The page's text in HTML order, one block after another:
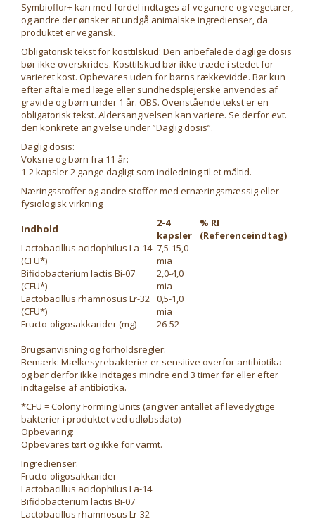
Symbioflor+ kan med fordel indtages af veganere og vegetarer,
og andre der ønsker at undgå animalske ingredienser, da
produktet er vegansk.
Obligatorisk tekst for kosttilskud: Den anbefalede daglige dosis
bør ikke overskrides. Kosttilskud bør ikke træde i stedet for
varieret kost. Opbevares uden for børns rækkevidde. Bør kun
efter aftale med læge eller sundhedsplejerske anvendes af
gravide og børn under 1 år. OBS. Ovenstående tekst er en
obligatorisk tekst. Aldersangivelsen kan variere. Se derfor evt.
den konkrete angivelse under ”Daglig dosis”.
Daglig dosis:
Voksne og børn fra 11 år:
1-2 kapsler 2 gange dagligt som indledning til et måltid.
Næringsstoffer og andre stoffer med ernæringsmæssig eller
fysiologisk virkning
Indhold
2-4
kapsler
% RI
(Referenceindtag)
Lactobacillus acidophilus La-14
(CFU*)
7,5-15,0
mia
Bifidobacterium lactis Bi-07
(CFU*)
2,0-4,0
mia
Lactobacillus rhamnosus Lr-32
(CFU*)
0,5-1,0
mia
Fructo-oligosakkarider (mg)
26-52
Brugsanvisning og forholdsregler:
Bemærk: Mælkesyrebakterier er sensitive overfor antibiotika
og bør derfor ikke indtages mindre end 3 timer før eller efter
indtagelse af antibiotika.
*CFU = Colony Forming Units (angiver antallet af levedygtige
bakterier i produktet ved udløbsdato)
Opbevaring:
Opbevares tørt og ikke for varmt.
Ingredienser:
Fructo-oligosakkarider
Lactobacillus acidophilus La-14
Bifidobacterium lactis Bi-07
Lactobacillus rhamnosus Lr-32